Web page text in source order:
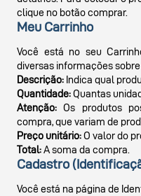
clique no botão comprar.
Meu Carrinho
Você está no seu
diversas informações
Descrição: Indica qual
Quantidade:Quantas
Atenção: Os produtos
compra, que variam de
Preço unitário:O valor do
Total:A soma da compra.
Cadastro
Você está na página de